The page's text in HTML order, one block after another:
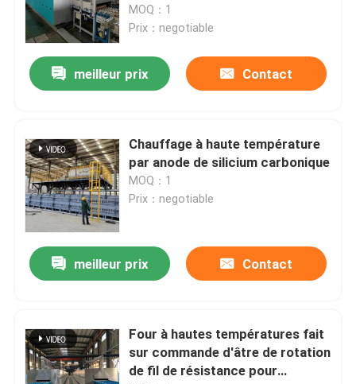
thermique
MOQ：1
Prix：negotiable
meilleur prix Contact
Chauffage à haute température
par anode de silicium carbonique
MOQ：1
Prix：negotiable
meilleur prix Contact
Four à hautes températures fait
sur commande d'âtre de rotation
de fil de résistance pour